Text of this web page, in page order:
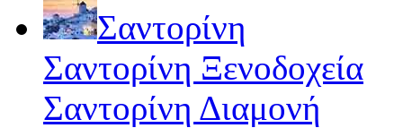
Σαντορίνη
Σαντορίνη Ξενοδοχεία
Σαντορίνη Διαμονή